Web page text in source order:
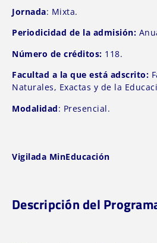
Jornada: Mixta.
Periodicidad de la admisión:
Número de créditos: 118.
Facultad a la que está adscrito:
Naturales, Exactas y de la
Modalidad: Presencial.
Vigilada MinEducación
Descripción del